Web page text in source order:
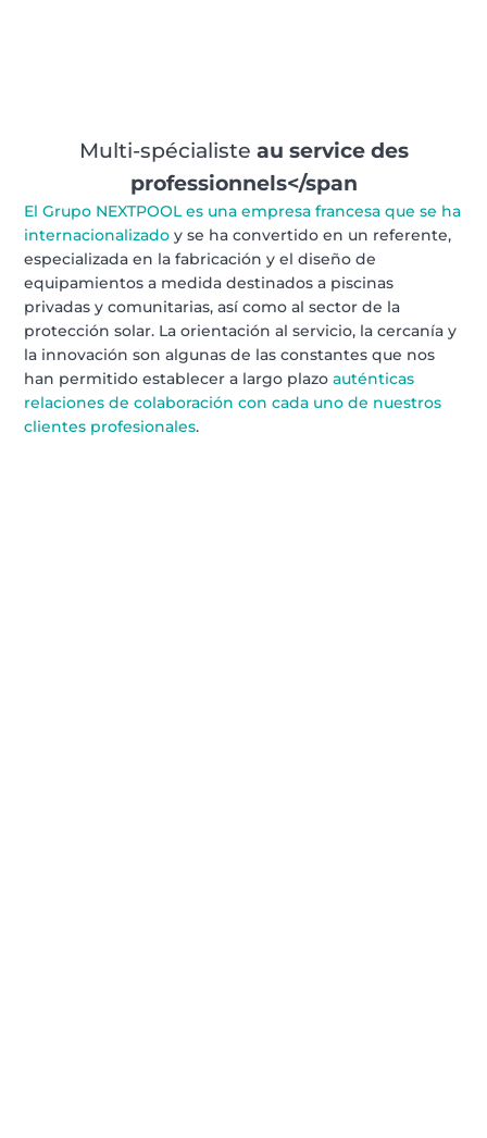
Multi-spécialiste au service des
professionnels</span
El Grupo NEXTPOOL es una empresa francesa que se ha
internacionalizado y se ha convertido en un referente,
especializada en la fabricación y el diseño de
equipamientos a medida destinados a piscinas
privadas y comunitarias, así como al sector de la
protección solar. La orientación al servicio, la cercanía y
la innovación son algunas de las constantes que nos
han permitido establecer a largo plazoauténticas
relaciones de colaboración con cada uno de nuestros
clientes profesionales.